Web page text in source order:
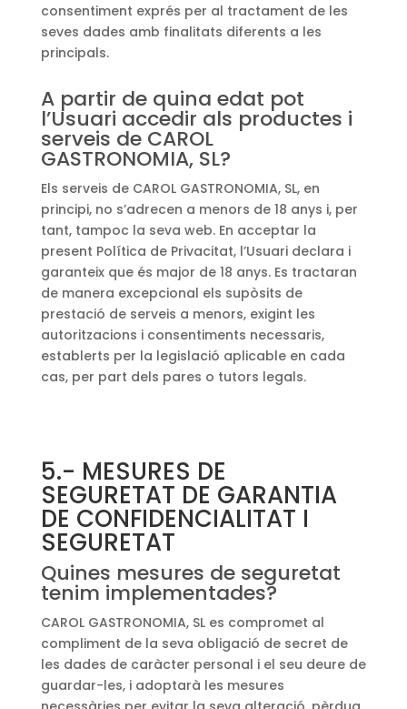
consentiment exprés per al tractament de les
seves dades amb finalitats diferents a les
principals.
A partir de quina edat pot
l’Usuari accedir als productes i
serveis de CAROL
GASTRONOMIA, SL?
Els serveis de CAROL GASTRONOMIA, SL, en
principi, no s’adrecen a menors de 18 anys i, per
tant, tampoc la seva web. En acceptar la
present Política de Privacitat, l’Usuari declara i
garanteix que és major de 18 anys. Es tractaran
de manera excepcional els supòsits de
prestació de serveis a menors, exigint les
autoritzacions i consentiments necessaris,
establerts per la legislació aplicable en cada
cas, per part dels pares o tutors legals.
5.- MESURES DE
SEGURETAT DE GARANTIA
DE CONFIDENCIALITAT I
SEGURETAT
Quines mesures de seguretat
tenim implementades?
CAROL GASTRONOMIA, SL es compromet al
compliment de la seva obligació de secret de
les dades de caràcter personal i el seu deure de
guardar-les, i adoptarà les mesures